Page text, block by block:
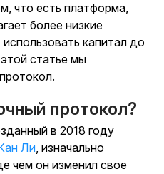
что есть платформа,
более низкие
капитал до
статье мы
протокол?
в 2018 году
Ли, изначально
чем он изменил свое